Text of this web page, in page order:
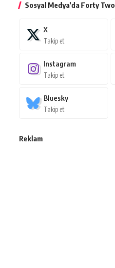
Sosyal Medya'da Forty Two
X
Takip et
Instagram
Takip et
Bluesky
Takip et
Reklam